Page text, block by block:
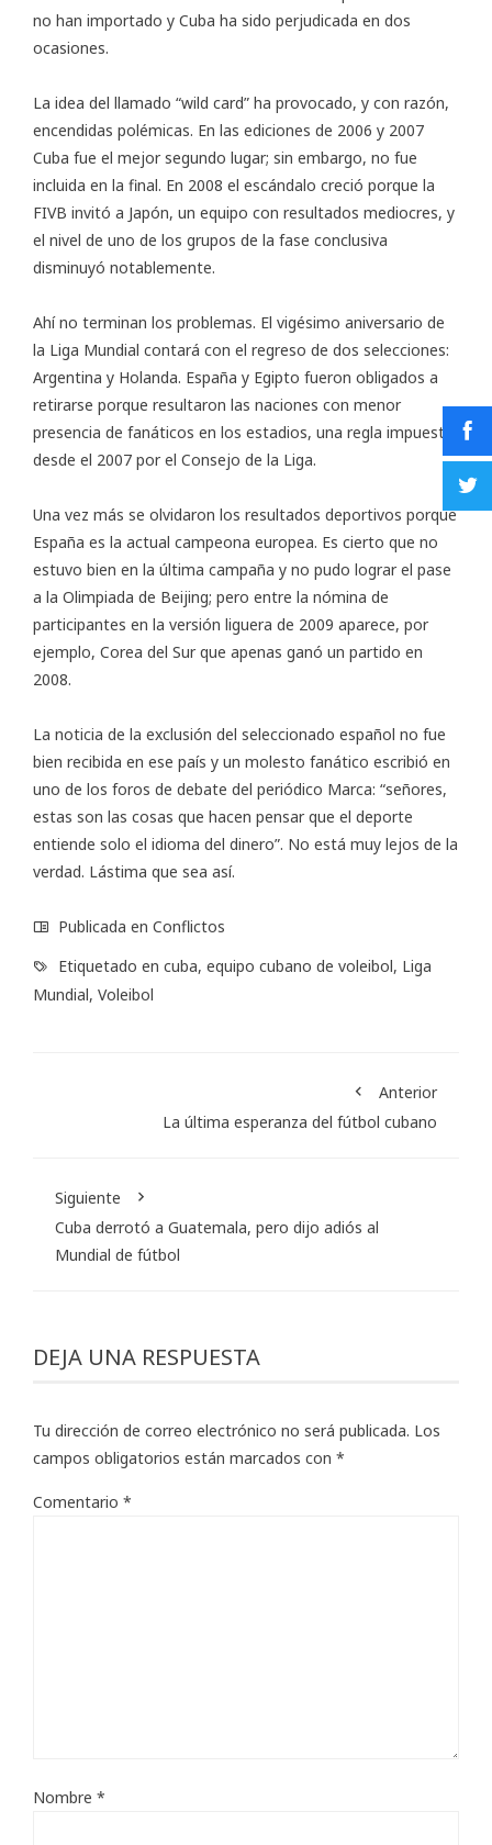
no han importado y Cuba ha sido perjudicada en dos
ocasiones.
La idea del llamado “wild card” ha provocado, y con razón,
encendidas polémicas. En las ediciones de 2006 y 2007
Cuba fue el mejor segundo lugar; sin embargo, no fue
incluida en la final. En 2008 el escándalo creció porque la
FIVB invitó a Japón, un equipo con resultados mediocres, y
el nivel de uno de los grupos de la fase conclusiva
disminuyó notablemente.
Ahí no terminan los problemas. El vigésimo aniversario de
la Liga Mundial contará con el regreso de dos selecciones:
Argentina y Holanda. España y Egipto fueron obligados a
retirarse porque resultaron las naciones con menor
presencia de fanáticos en los estadios, una regla impuesta
desde el 2007 por el Consejo de la Liga.
Una vez más se olvidaron los resultados deportivos porque
España es la actual campeona europea. Es cierto que no
estuvo bien en la última campaña y no pudo lograr el pase
a la Olimpiada de Beijing; pero entre la nómina de
participantes en la versión liguera de 2009 aparece, por
ejemplo, Corea del Sur que apenas ganó un partido en
2008.
La noticia de la exclusión del seleccionado español no fue
bien recibida en ese país y un molesto fanático escribió en
uno de los foros de debate del periódico Marca: “señores,
estas son las cosas que hacen pensar que el deporte
entiende solo el idioma del dinero”. No está muy lejos de la
verdad. Lástima que sea así.
Publicada en Conflictos
Etiquetado en cuba, equipo cubano de voleibol, Liga
Mundial, Voleibol
Anterior
La última esperanza del fútbol cubano
Siguiente
Cuba derrotó a Guatemala, pero dijo adiós al
Mundial de fútbol
DEJA UNA RESPUESTA
Tu dirección de correo electrónico no será publicada. Los
campos obligatorios están marcados con *
Comentario *
Nombre *